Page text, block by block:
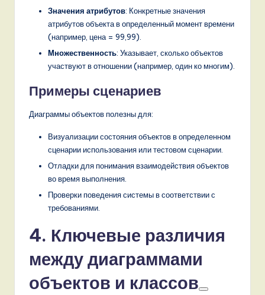
Значения атрибутов: Конкретные значения
атрибутов объекта в определенный момент времени
(например, цена = 99,99).
Множественность: Указывает, сколько объектов
участвуют в отношении (например, один ко многим).
Примеры сценариев
Диаграммы объектов полезны для:
Визуализации состояния объектов в определенном
сценарии использования или тестовом сценарии.
Отладки для понимания взаимодействия объектов
во время выполнения.
Проверки поведения системы в соответствии с
требованиями.
4. Ключевые различия
между диаграммами
объектов и классов